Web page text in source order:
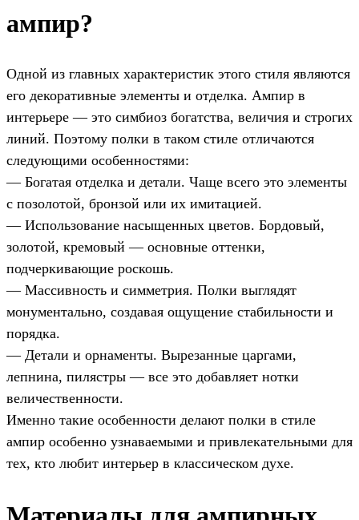
ампир?
Одной из главных характеристик этого стиля являются
его декоративные элементы и отделка. Ампир в
интерьере — это симбиоз богатства, величия и строгих
линий. Поэтому полки в таком стиле отличаются
следующими особенностями:
— Богатая отделка и детали. Чаще всего это элементы
с позолотой, бронзой или их имитацией.
— Использование насыщенных цветов. Бордовый,
золотой, кремовый — основные оттенки,
подчеркивающие роскошь.
— Массивность и симметрия. Полки выглядят
монументально, создавая ощущение стабильности и
порядка.
— Детали и орнаменты. Вырезанные царгами,
лепнина, пилястры — все это добавляет нотки
величественности.
Именно такие особенности делают полки в стиле
ампир особенно узнаваемыми и привлекательными для
тех, кто любит интерьер в классическом духе.